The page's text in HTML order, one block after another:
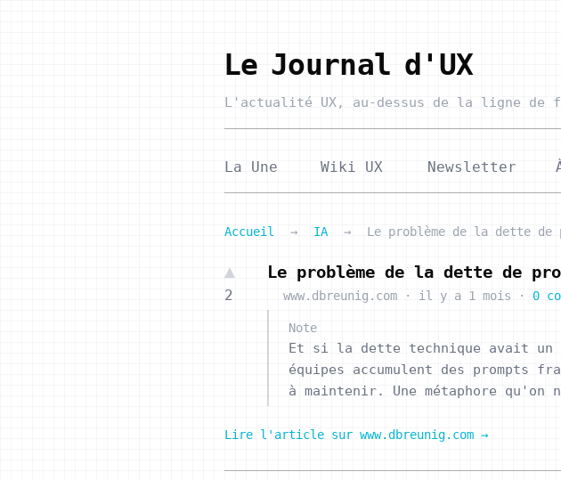
Le Journal d'UX
L'actualité UX, au-dessus de la ligne de
La Une Wiki UX Newsletter
Accueil → IA → Le problème de la dette de
2
Le problème de la dette de
www.dbreunig.com · il y a 1 mois · 0
Note
Et si la dette technique avait un
équipes accumulent des prompts
à maintenir. Une métaphore
Lire l'article sur www.dbreunig.com →